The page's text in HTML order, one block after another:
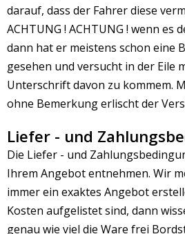
darauf, dass der Fahrer diese
ACHTUNG ! ACHTUNG ! wenn es
dann hat er meistens schon eine
gesehen und versucht in der Eile
Unterschrift davon zu kommem.
ohne Bemerkung erlischt der
Liefer - und
Die Liefer - und
Ihrem Angebot entnehmen. Wir
immer ein exaktes Angebot
Kosten aufgelistet sind, dann
genau wie viel die Ware frei